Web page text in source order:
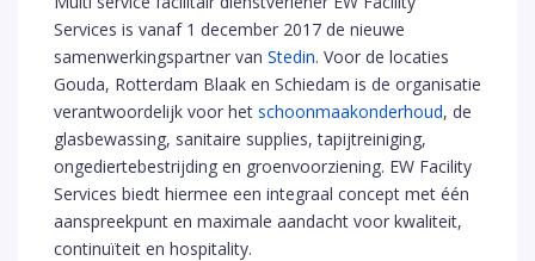
Services is vanaf 1 december 2017 de nieuwe
samenwerkingspartner van Stedin. Voor de locaties
Gouda, Rotterdam Blaak en Schiedam is de organisatie
verantwoordelijk voor het schoonmaakonderhoud, de
glasbewassing, sanitaire supplies, tapijtreiniging,
ongediertebestrijding en groenvoorziening. EW Facility
Services biedt hiermee een integraal concept met één
aanspreekpunt en maximale aandacht voor kwaliteit,
continuïteit en hospitality.